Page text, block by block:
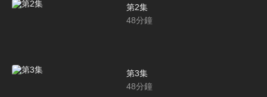
第2集
48分鐘
第3集
48分鐘